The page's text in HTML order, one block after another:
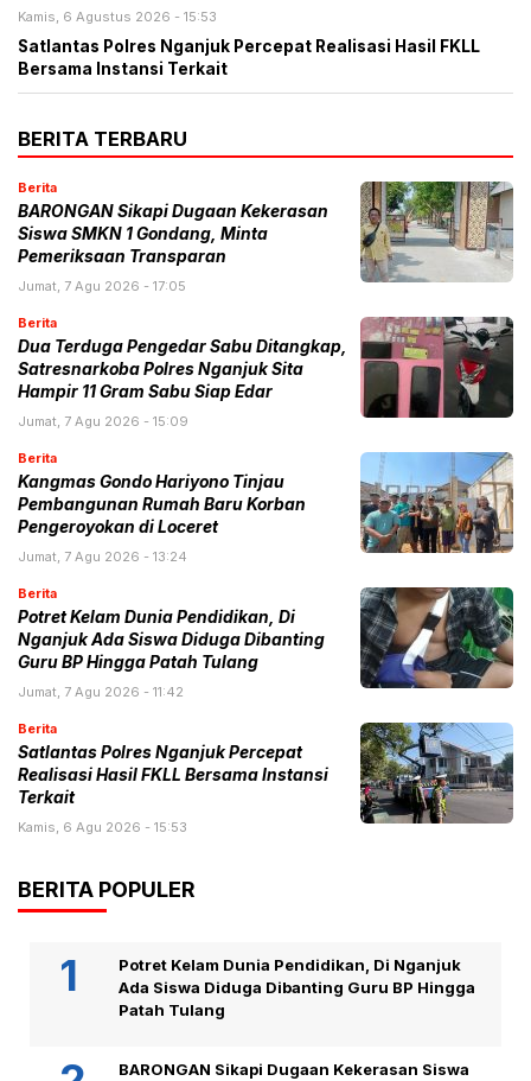
Kamis, 6 Agustus 2026 - 15:53
Satlantas Polres Nganjuk Percepat Realisasi Hasil FKLL
Bersama Instansi Terkait
BERITA TERBARU
Berita
BARONGAN Sikapi Dugaan Kekerasan
Siswa SMKN 1 Gondang, Minta
Pemeriksaan Transparan
Jumat, 7 Agu 2026 - 17:05
Berita
Dua Terduga Pengedar Sabu Ditangkap,
Satresnarkoba Polres Nganjuk Sita
Hampir 11 Gram Sabu Siap Edar
Jumat, 7 Agu 2026 - 15:09
Berita
Kangmas Gondo Hariyono Tinjau
Pembangunan Rumah Baru Korban
Pengeroyokan di Loceret
Jumat, 7 Agu 2026 - 13:24
Berita
Potret Kelam Dunia Pendidikan, Di
Nganjuk Ada Siswa Diduga Dibanting
Guru BP Hingga Patah Tulang
Jumat, 7 Agu 2026 - 11:42
Berita
Satlantas Polres Nganjuk Percepat
Realisasi Hasil FKLL Bersama Instansi
Terkait
Kamis, 6 Agu 2026 - 15:53
BERITA POPULER
Potret Kelam Dunia Pendidikan, Di Nganjuk
Ada Siswa Diduga Dibanting Guru BP Hingga
Patah Tulang
BARONGAN Sikapi Dugaan Kekerasan Siswa